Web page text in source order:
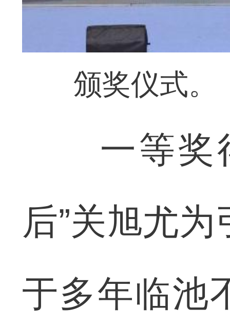
颁奖仪式。
一等奖得
后”关旭尤
于多年临池